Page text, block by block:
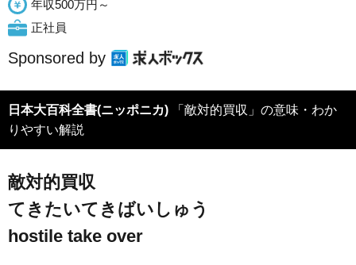
年収500万円～
正社員
Sponsored by
日本大百科全書(ニッポニカ) 「敵対的買収」の意味・わか
りやすい解説
敵対的買収
てきたいてきばいしゅう
hostile take over